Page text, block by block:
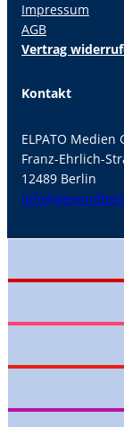
Impressum
AGB
Vertrag
Kontakt
ELPATO Medien
Franz-Ehrlich-
12489 Berlin